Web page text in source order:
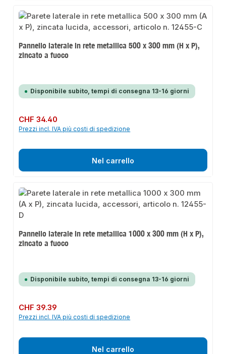
Pannello laterale in rete metallica 500 x 300 mm (H x P),
zincato a fuoco
Disponibile subito, tempi di consegna 13-16 giorni
Prezzo normale:
CHF 34.40
Prezzi incl. IVA più costi di spedizione
Nel carrello
Pannello laterale in rete metallica 1000 x 300 mm (H x P),
zincato a fuoco
Disponibile subito, tempi di consegna 13-16 giorni
Prezzo normale:
CHF 39.39
Prezzi incl. IVA più costi di spedizione
Nel carrello